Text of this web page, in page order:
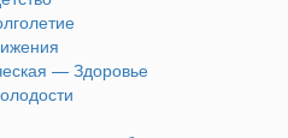
— Здоровье
детской кроватки